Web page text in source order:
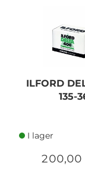
ILFORD
135-
I lager
200,00